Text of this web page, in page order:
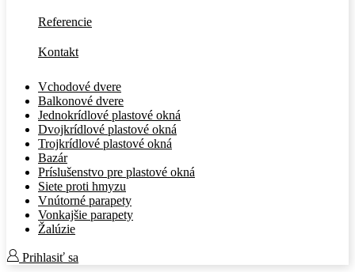
Referencie
Kontakt
Vchodové dvere
Balkonové dvere
Jednokrídlové plastové okná
Dvojkrídlové plastové okná
Trojkrídlové plastové okná
Bazár
Príslušenstvo pre plastové okná
Siete proti hmyzu
Vnútorné parapety
Vonkajšie parapety
Žalúzie
Prihlasiť sa